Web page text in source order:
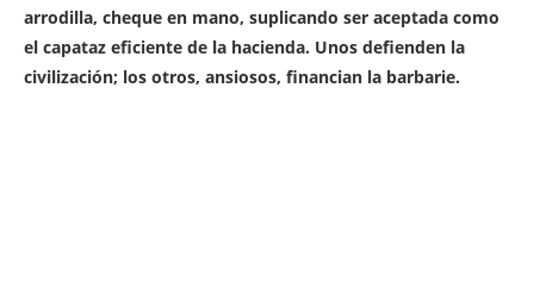
arrodilla, cheque en mano, suplicando ser aceptada como
el capataz eficiente de la hacienda. Unos defienden la
civilización; los otros, ansiosos, financian la barbarie.